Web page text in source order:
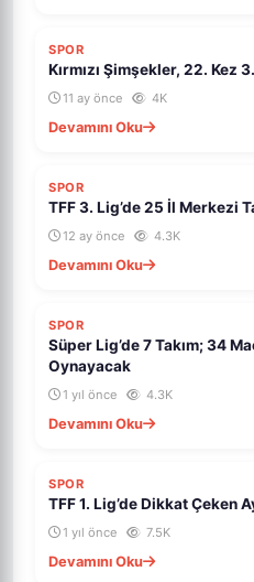
SPOR
Kırmızı Şimşekler, 22. Kez
11 ay önce 4K
Devamını Oku
SPOR
TFF 3. Lig’de 25 İl Merkezi
12 ay önce 4.3K
Devamını Oku
SPOR
Süper Lig’de 7 Takım; 34
Oynayacak
1 yıl önce 4.3K
Devamını Oku
SPOR
TFF 1. Lig’de Dikkat Çeken
1 yıl önce 7.5K
Devamını Oku